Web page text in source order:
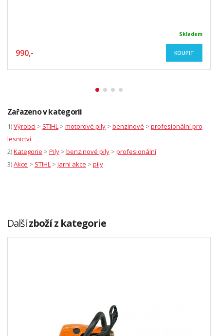
Skladem
990,- KOUPIT
Zařazeno v kategorii
1)Výrobci > STIHL > motorové pily > benzinové > profesionální pro
lesnictví
2)Kategorie > Pily > benzinové pily > profesionální
3)Akce > STIHL > jarní akce > pily
Dalšízboží z kategorie